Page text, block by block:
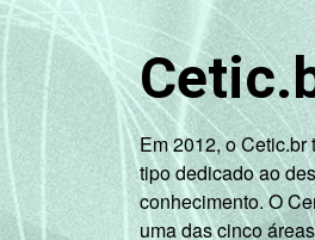
Em 2012, o
tipo dedicado ao
conhecimento. O
uma das cinco